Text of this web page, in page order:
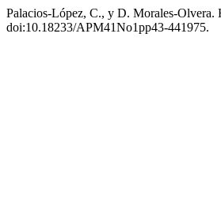
Palacios-López, C., y D. Morales-Olvera.
doi:10.18233/APM41No1pp43-441975.